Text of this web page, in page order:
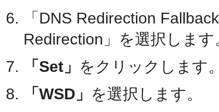
「DNS Redirection
Redirection」を選択します
「Set」 をクリックします
「WSD」 を選択します。